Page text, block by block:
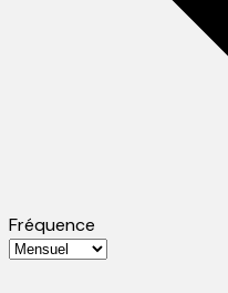
Fréquence